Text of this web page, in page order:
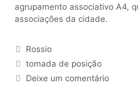
agrupamento associativo A4,
associações da cidade.
Rossio
tomada de posição
Deixe um comentário